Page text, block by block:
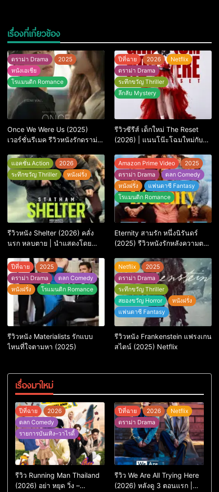
เรื่องที่เกี่ยวข้อง
ดราม่า Drama
2025
หนังเอเชีย
โรแมนติก Romance
Once We Were Us (2025)
เวอร์ชั่นรีเมค รีวิวหนังรักดราม่า
ปีที่ฉาย 2026
Netflix
ดราม่า Drama
ระทึกขวัญ Thriller
ลึกลับ Mystery
รีวิวซีรีส์ เด็กใหม่ The Reset
(2026) | แนนโน๊ะโฉมใหม่กับ
แอคชั่น Action
2026
ระทึกขวัญ Thriller
หนังฝรั่ง
รีวิวหนัง Shelter (2026) คลั่ง
นรก หลบตาย | นำแสดงโดย
Amazon Prime Video
2025
ดราม่า Drama
ตลก Comedy
หนังฝรั่ง
แฟนตาซี Fantasy
โรแมนติก Romance
Eternity สามรัก หนึ่งนิรันดร์
(2025) รีวิวหนังรักหลังความตาย
รันดร์
ปีที่ฉาย
2025
ดราม่า Drama
ตลก Comedy
หนังฝรั่ง
โรแมนติก Romance
รีวิวหนัง Materialists รักแบบ
ไหนที่ใจตามหา (2025)
Netflix
2025
ดราม่า Drama
ระทึกขวัญ Thriller
สยองขวัญ Horror
หนังฝรั่ง
แฟนตาซี Fantasy
รีวิวหนัง Frankenstein แฟรงเกน
สไตน์ (2025) Netflix
เรื่องมาใหม่
ปีที่ฉาย
2026
ตลก Comedy
รายการบันเทิง–วาไรตี้
รีวิว Running Man Thailand
(2026) อย่า หยุด วิ่ง –
ปีที่ฉาย 2026
Netflix
ดราม่า Drama
รีวิว We Are All Trying Here
(2026) หลังดู 3 ตอนแรก |